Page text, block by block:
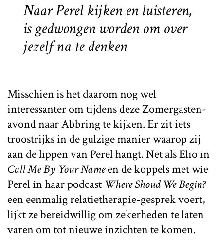
Naar Perel kijken en luisteren,
is gedwongen worden om over
jezelf na te denken
Misschien is het daarom nog wel
interessanter om tijdens deze Zomergasten-
avond naar Abbring te kijken. Er zit iets
troostrijks in de gulzige manier waarop zij
aan de lippen van Perel hangt. Net als Elio in
Call Me By Your Nameen de koppels met wie
Perel in haar podcast Where Shoud We Begin?
een eenmalig relatietherapie-gesprek voert,
lijkt ze bereidwillig om zekerheden te laten
varen om tot nieuwe inzichten te komen.